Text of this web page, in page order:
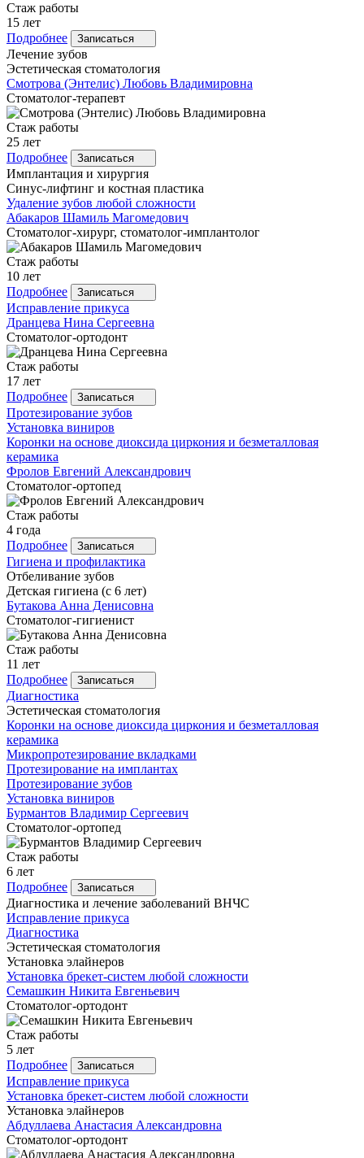
Стаж работы
15 лет
Подробнее
Записаться
Лечение зубов
Эстетическая стоматология
Смотрова (Энтелис) Любовь Владимировна
Стоматолог-терапевт
Стаж работы
25 лет
Подробнее
Записаться
Имплантация и хирургия
Синус-лифтинг и костная пластика
Удаление зубов любой сложности
Абакаров Шамиль Магомедович
Стоматолог-хирург, стоматолог-имплантолог
Стаж работы
10 лет
Подробнее
Записаться
Исправление прикуса
Дранцева Нина Сергеевна
Стоматолог-ортодонт
Стаж работы
17 лет
Подробнее
Записаться
Протезирование зубов
Установка виниров
Коронки на основе диоксида циркония и безметалловая
керамика
Фролов Евгений Александрович
Стоматолог-ортопед
Стаж работы
4 года
Подробнее
Записаться
Гигиена и профилактика
Отбеливание зубов
Детская гигиена (с 6 лет)
Бутакова Анна Денисовна
Стоматолог-гигиенист
Стаж работы
11 лет
Подробнее
Записаться
Диагностика
Эстетическая стоматология
Коронки на основе диоксида циркония и безметалловая
керамика
Микропротезирование вкладками
Протезирование на имплантах
Протезирование зубов
Установка виниров
Бурмантов Владимир Сергеевич
Стоматолог-ортопед
Стаж работы
6 лет
Подробнее
Записаться
Диагностика и лечение заболеваний ВНЧС
Исправление прикуса
Диагностика
Эстетическая стоматология
Установка элайнеров
Установка брекет-систем любой сложности
Семашкин Никита Евгеньевич
Стоматолог-ортодонт
Стаж работы
5 лет
Подробнее
Записаться
Исправление прикуса
Установка брекет-систем любой сложности
Установка элайнеров
Абдуллаева Анастасия Александровна
Стоматолог-ортодонт